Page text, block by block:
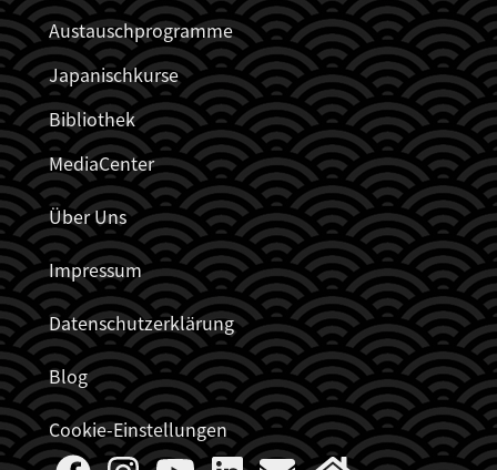
Austauschprogramme
Japanischkurse
Bibliothek
MediaCenter
Über Uns
Impressum
Datenschutzerklärung
Blog
Cookie-Einstellungen